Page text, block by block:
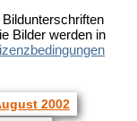
Bilder werden in
2002